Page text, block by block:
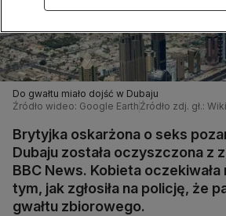
Do gwałtu miało dojść w Dubaju
Źródło wideo: Google Earth Źródło zdj. gł.:
Brytyjka oskarżona o seks
Dubaju została oczyszczona z
BBC News. Kobieta
tym, jak zgłosiła na policję, że
gwałtu zbiorowego.